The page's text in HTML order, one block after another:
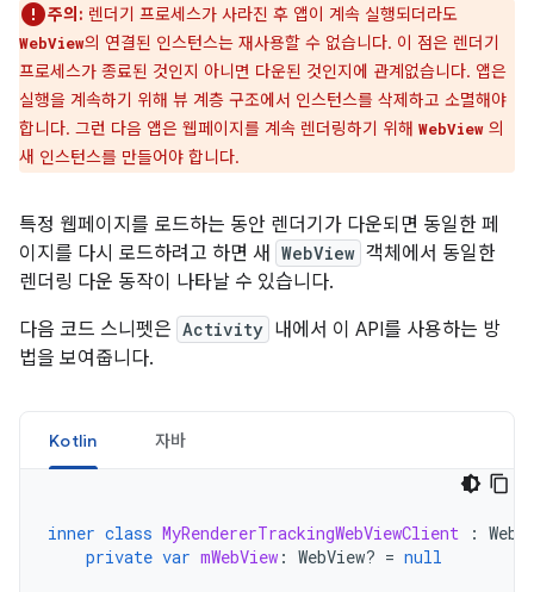
주의: 렌더기 프로세스가 사라진 후 앱이 계속 실행되더라도
WebView의 연결된 인스턴스는 재사용할 수 없습니다. 이 점은 렌더기
프로세스가 종료된 것인지 아니면 다운된 것인지에 관계없습니다. 앱은
실행을 계속하기 위해 뷰 계층 구조에서 인스턴스를 삭제하고 소멸해야
합니다. 그런 다음 앱은 웹페이지를 계속 렌더링하기 위해 WebView 의
새 인스턴스를 만들어야 합니다.
특정 웹페이지를 로드하는 동안 렌더기가 다운되면 동일한 페
이지를 다시 로드하려고 하면 새
WebView 객체에서 동일한
렌더링 다운 동작이 나타날 수 있습니다.
다음 코드 스니펫은 Activity 내에서 이 API를 사용하는 방
법을 보여줍니다.
Kotlin 자바
inner class MyRendererTrackingWebViewClient :
private var mWebView : WebView? = null